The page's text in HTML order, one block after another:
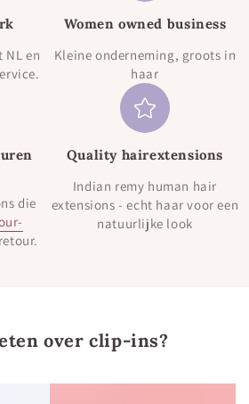
NL en
Women owned business
Kleine onderneming, groots in
haar
die
Quality hairextensions
Indian remy human hair
extensions - echt haar voor een
natuurlijke look
over clip-ins?